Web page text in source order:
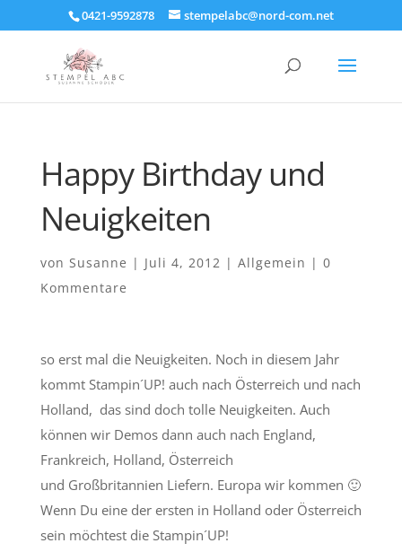
0421-9592878 stempelabc@nord-com.net
Happy Birthday und
Neuigkeiten
von Susanne | Juli 4, 2012 | Allgemein | 0
Kommentare
so erst mal die Neuigkeiten. Noch in diesem Jahr
kommt Stampin´UP! auch nach Österreich und nach
Holland, das sind doch tolle Neuigkeiten. Auch
können wir Demos dann auch nach England,
Frankreich, Holland, Österreich
und Großbritannien Liefern. Europa wir kommen 🙂
Wenn Du eine der ersten in Holland oder Österreich
sein möchtest die Stampin´UP!